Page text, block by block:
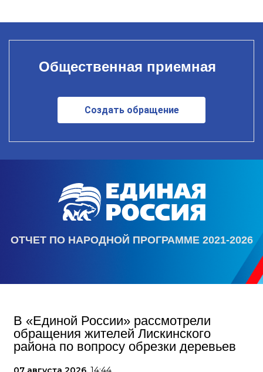
Общественная приемная
Создать обращение
ОТЧЕТ ПО НАРОДНОЙ ПРОГРАММЕ 2021-2026
В «Единой России» рассмотрели
обращения жителей Лискинского
района по вопросу обрезки деревьев